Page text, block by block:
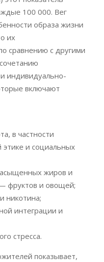
100 000. Вег
образа жизни
их
сравнению с другими
индивидуально-
включают
в частности
и социальных
жиров и
фруктов и овощей;
никотина;
интеграции и
стресса.
показывает,